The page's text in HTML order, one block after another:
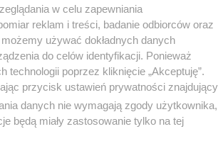
w celu zapewniania
reklam i treści, badanie odbiorców oraz
używać dokładnych danych
do celów identyfikacji. Ponieważ
poprzez kliknięcie „Akceptuję”.
przycisk ustawień prywatności znajdujący
danych nie wymagają zgody użytkownika,
będą miały zastosowanie tylko na tej